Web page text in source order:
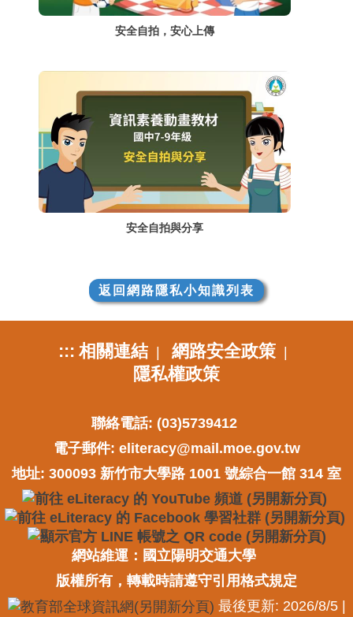
安全自拍，安心上傳
安全自拍與分享
返回網路隱私小知識列表
::: 相關連結| 網路安全政策|
隱私權政策
聯絡電話: (03)5739412
電子郵件: eliteracy@mail.moe.gov.tw
地址: 300093 新竹市大學路 1001 號綜合一館 314 室
網站維運：國立陽明交通大學
版權所有，轉載時請遵守引用格式規定
最後更新: 2026/8/5 |